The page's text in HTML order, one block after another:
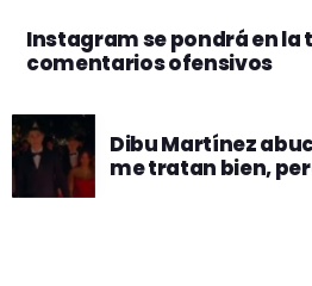
Instagram se pondrá en la
comentarios ofensivos
Dibu Martínez
me tratan bien,